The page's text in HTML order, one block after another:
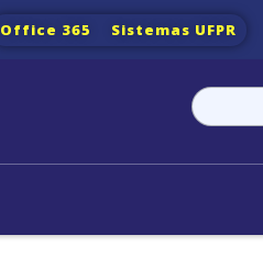
Office 365 Sistemas UFPR
Pesquisar
por: